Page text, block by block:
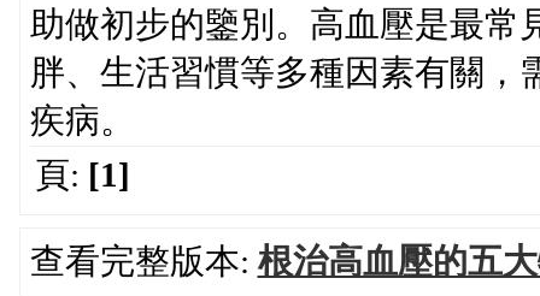
助做初步的鑒別。高血壓是最常
胖、生活習慣等多種因素有關，
疾病。
頁: [1]
查看完整版本: 根治高血壓的五